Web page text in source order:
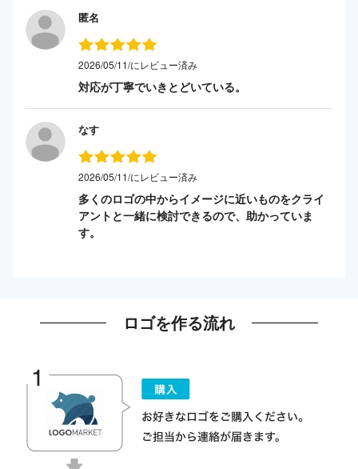
匿名
2026/05/11/にレビュー済み
対応が丁寧でいきとどいている。
なす
2026/05/11/にレビュー済み
多くのロゴの中からイメージに近いものをクライ
アントと一緒に検討できるので、助かっていま
す。
ロゴを作る流れ